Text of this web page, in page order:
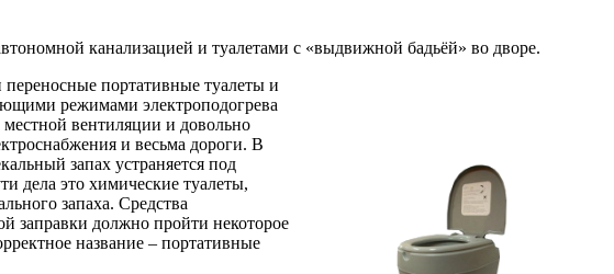
канализацией и туалетами с «выдвижной бадьёй» во дворе.
портативные туалеты и
режимами электроподогрева
вентиляции и довольно
и весьма дороги. В
запах устраняется под
дела это химические туалеты,
запаха. Средства
заправки должно пройти некоторое
название – портативные